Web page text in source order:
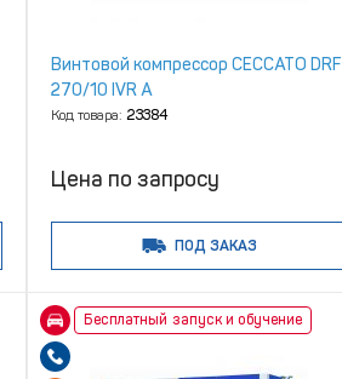
Винтовой компрессор CECCATO DRF
270/10 IVR A
Код товара:23384
Цена по запросу
ПОД ЗАКАЗ
Бесплатный запуск и обучение